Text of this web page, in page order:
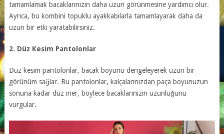
tamamlamak bacaklarınızın daha uzun görünmesine yardımcı olur.
Ayrıca, bu kombini topuklu ayakkabılarla tamamlayarak daha da
uzun bir etki yaratabilirsiniz.
2. Düz Kesim Pantolonlar
Düz kesim pantolonlar, bacak boyunu dengeleyerek uzun bir
görünüm sağlar. Bu pantolonlar, kalçalarınızdan paça boyunuzun
sonuna kadar düz iner, böylece bacaklarınızın uzunluğunu
vurgular.